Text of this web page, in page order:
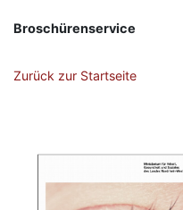
Broschürenservice
Zurück zur Startseite